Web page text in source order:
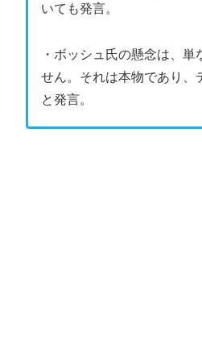
いても発言。
・ボッシュ氏の懸念は、単
せん。それは本物であり、
と発言。